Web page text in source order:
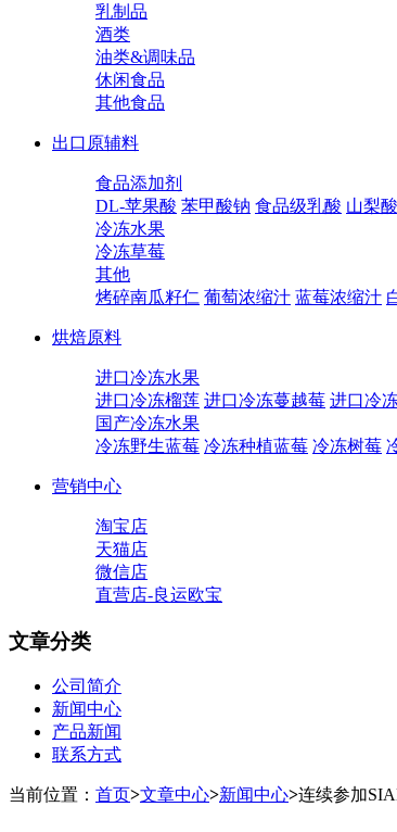
乳制品
酒类
油类&调味品
休闲食品
其他食品
出口原辅料
食品添加剂
DL-苹果酸 苯甲酸钠 食品级乳酸 山梨
冷冻水果
冷冻草莓
其他
烤碎南瓜籽仁 葡萄浓缩汁 蓝莓浓缩汁
烘焙原料
进口冷冻水果
进口冷冻榴莲 进口冷冻蔓越莓 进口冷
国产冷冻水果
冷冻野生蓝莓 冷冻种植蓝莓 冷冻树莓
营销中心
淘宝店
天猫店
微信店
直营店-良运欧宝
文章分类
公司简介
新闻中心
产品新闻
联系方式
当前位置： 首页>文章中心>新闻中心>连续参加